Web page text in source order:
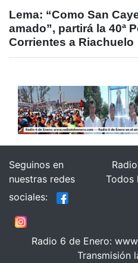
Lema: “Como San
amado”, partirá la 40ª
Corrientes a Riachuelo
Seguinos en
nuestras redes
sociales:
Todos
Radio 6 de Enero:
Transmisión